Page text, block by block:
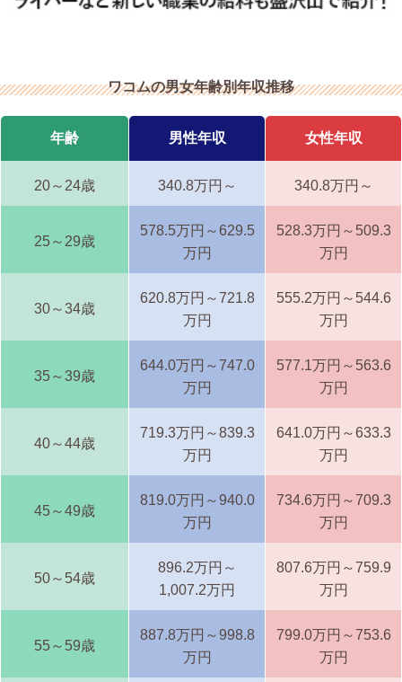
ワコムの男女年齢別年収推移
年齢 男性年収 女性年収
20～24歳 340.8万円～ 340.8万円～
25～29歳
578.5万円～629.5
万円
528.3万円～509.3
万円
30～34歳
620.8万円～721.8
万円
555.2万円～544.6
万円
35～39歳
644.0万円～747.0
万円
577.1万円～563.6
万円
40～44歳
719.3万円～839.3
万円
641.0万円～633.3
万円
45～49歳
819.0万円～940.0
万円
734.6万円～709.3
万円
50～54歳
896.2万円～
1,007.2万円
807.6万円～759.9
万円
55～59歳
887.8万円～998.8
万円
799.0万円～753.6
万円